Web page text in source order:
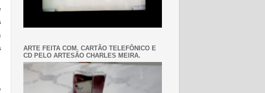
ARTE FEITA COM. CARTÃO TELEFÔNICO E
CD PELO ARTESÃO CHARLES MEIRA.